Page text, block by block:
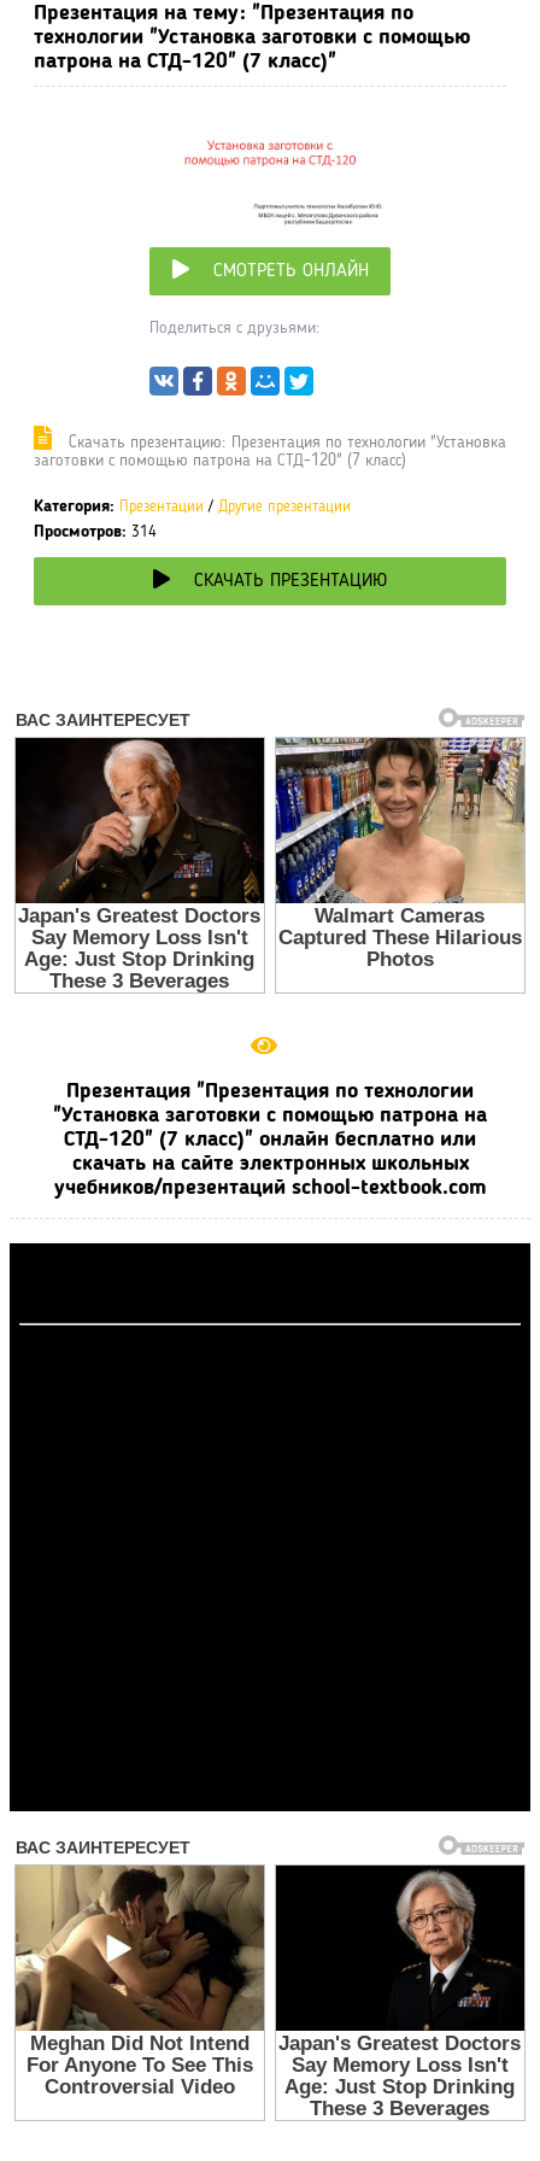
Презентация на тему: "Презентация по
технологии "Установка заготовки с помощью
патрона на СТД-120" (7 класс)"
СМОТРЕТЬ ОНЛАЙН
Поделиться с друзьями:
Cкачать презентацию: Презентация по технологии "Установка
заготовки с помощью патрона на СТД-120" (7 класс)
Категория: Презентации / Другие презентации
Просмотров: 314
СКАЧАТЬ ПРЕЗЕНТАЦИЮ
Презентация "Презентация по технологии
"Установка заготовки с помощью патрона на
СТД-120" (7 класс)" онлайн бесплатно или
скачать на сайте электронных школьных
учебников/презентаций school-textbook.com